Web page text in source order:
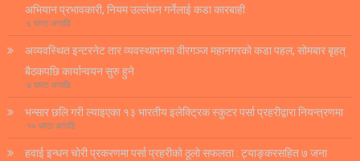
अभियान प्रभावकारी, नियम उल्लंघन गर्नेलाई कडा कारबाही
६ घण्टा अगाडि
अव्यवस्थित इन्टरनेट तार व्यवस्थापनमा वीरगञ्ज महानगरको कडा पहल, सोमबार बृहत्
बैठकपछि कार्यान्वयन सुरु हुने
७ घण्टा अगाडि
भन्सार छलि गरी ल्याइएका १३ भारतीय इलेक्ट्रिक स्कुटर पर्सा प्रहरीद्वारा नियन्त्रणमा
१० घण्टा अगाडि
हवाई इन्धन चोरी प्रकरणमा पर्सा प्रहरीको ठूलो सफलता : ट्याङ्करसहित ७ जना